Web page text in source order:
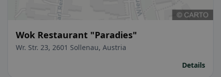
Wok Restaurant "Paradies"
Wr. Str. 23, 2601 Sollenau, Austria
Details